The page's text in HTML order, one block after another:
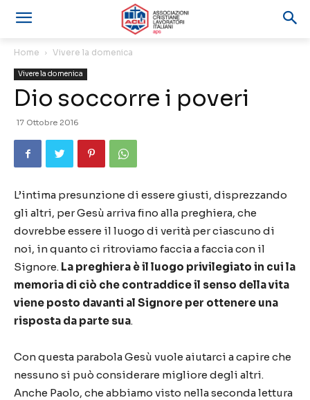
Home Vivere la domenica
Vivere la domenica
Dio soccorre i poveri
17 Ottobre 2016
L’intima presunzione di essere giusti, disprezzando
gli altri, per Gesù arriva fino alla preghiera, che
dovrebbe essere il luogo di verità per ciascuno di
noi, in quanto ci ritroviamo faccia a faccia con il
Signore. La preghiera è il luogo privilegiato in cui la
memoria di ciò che contraddice il senso della vita
viene posto davanti al Signore per ottenere una
risposta da parte sua.
Con questa parabola Gesù vuole aiutarci a capire che
nessuno si può considerare migliore degli altri.
Anche Paolo, che abbiamo visto nella seconda lettura